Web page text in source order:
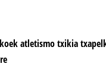
atletismo txikia